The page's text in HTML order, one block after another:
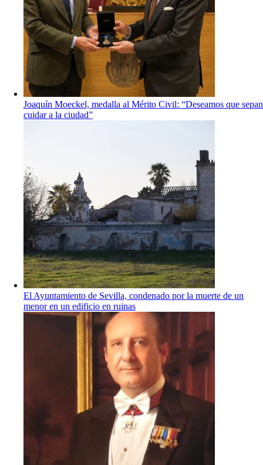
Joaquín Moeckel, medalla al Mérito Civil: “Deseamos que sepan
cuidar a la ciudad”
El Ayuntamiento de Sevilla, condenado por la muerte de un
menor en un edificio en ruinas